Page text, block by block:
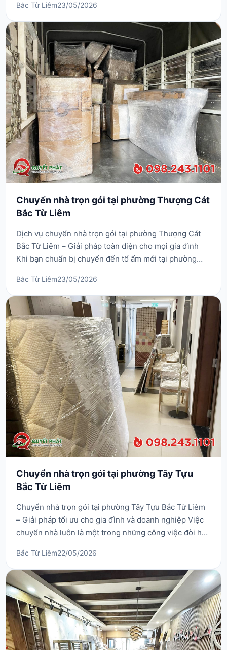
nơi có nhiều tuyến đường nhỏ hẹp và khu dân cư đông
đúc. Dịch vụ chuyển nhà trọn gói tại phường Thụy
Phương Bắc Từ Liêm ra đời nhằm giúp khách hàn...
Bắc Từ Liêm23/05/2026
Chuyển nhà trọn gói tại phường Thượng Cát
Bắc Từ Liêm
Dịch vụ chuyển nhà trọn gói tại phường Thượng Cát
Bắc Từ Liêm – Giải pháp toàn diện cho mọi gia đình
Khi bạn chuẩn bị chuyển đến tổ ấm mới tại phường
vận chuyển đồ đạc có thể trở thành một gánh nặng
không nhỏ. Dịch vụ chuyển nhà trọn gói tại phường
Thượng Cát Bắc Từ Liêm ra đời nhằm giúp bạn tháo ...
Bắc Từ Liêm23/05/2026
Chuyển nhà trọn gói tại phường Tây Tựu
Bắc Từ Liêm
Chuyển nhà trọn gói tại phường Tây Tựu Bắc Từ Liêm
– Giải pháp tối ưu cho gia đình và doanh nghiệp Việc
chuyển nhà luôn là một trong những công việc đòi hỏi
Khi bạn sinh sống tại phường Tây Tựu, quận Bắc Từ
Liêm, việc tìm kiếm dịch vụ chuyển nhà trọn gói uy tín,
chuyên nghiệp sẽ giúp giảm thiểu ...
Bắc Từ Liêm22/05/2026